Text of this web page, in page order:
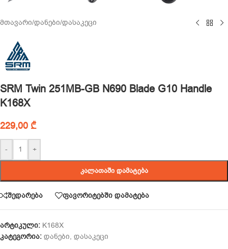
მთავარი/დანები/დასაკეცი
SRM Twin 251MB-GB N690 Blade G10 Handle
K168X
229,00 ₾
- +
ᲙᲐᲚᲐᲗᲐᲨᲘ ᲓᲐᲛᲐᲢᲔᲑᲐ
შედარება ფავორიტებში დამატება
არტიკული: K168X
კატეგორია: დანები, დასაკეცი